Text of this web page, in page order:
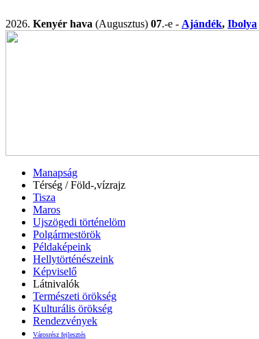
2026. Kenyér hava (Augusztus) 07.-e - Ajándék, Ibolya
Manapság
Térség / Föld-,vízrajz
Tisza
Maros
Ujszögedi történelöm
Polgármestörök
Példaképeink
Hellytörténészeink
Képviselő
Látnivalók
Természeti örökség
Kulturális örökség
Rendezvények
Városrész fejlesztés